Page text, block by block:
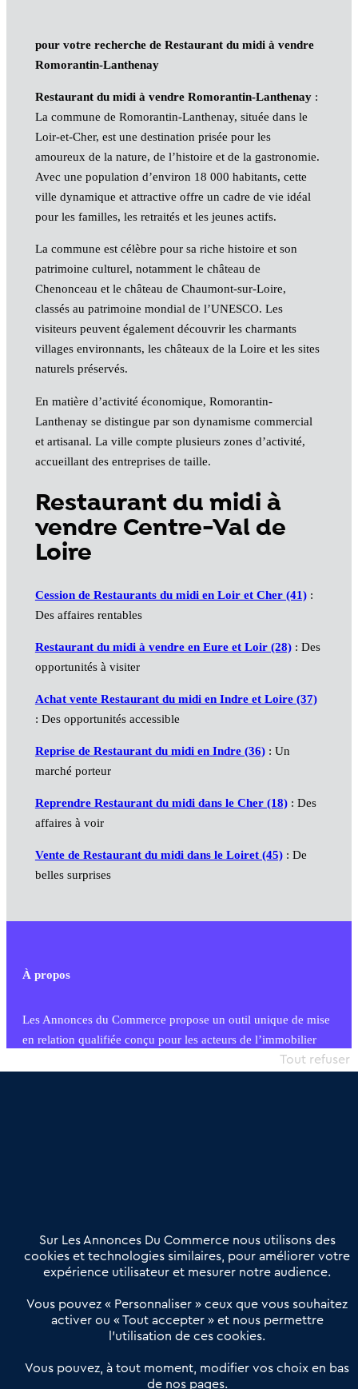
pour votre recherche de Restaurant du midi à vendre
Romorantin-Lanthenay
Restaurant du midi à vendre Romorantin-Lanthenay:
La commune de Romorantin-Lanthenay, située dans le
Loir-et-Cher, est une destination prisée pour les
amoureux de la nature, de l’histoire et de la gastronomie.
Avec une population d’environ 18 000 habitants, cette
ville dynamique et attractive offre un cadre de vie idéal
pour les familles, les retraités et les jeunes actifs.
La commune est célèbre pour sa riche histoire et son
patrimoine culturel, notamment le château de
Chenonceau et le château de Chaumont-sur-Loire,
classés au patrimoine mondial de l’UNESCO. Les
visiteurs peuvent également découvrir les charmants
villages environnants, les châteaux de la Loire et les sites
naturels préservés.
En matière d’activité économique, Romorantin-
Lanthenay se distingue par son dynamisme commercial
et artisanal. La ville compte plusieurs zones d’activité,
accueillant des entreprises de taille.
Restaurant du midi à
vendre Centre-Val de
Loire
Cession de Restaurants du midi en Loir et Cher (41):
Des affaires rentables
Restaurant du midi à vendre en Eure et Loir (28): Des
opportunités à visiter
Achat vente Restaurant du midi en Indre et Loire (37)
: Des opportunités accessible
Reprise de Restaurant du midi en Indre (36): Un
marché porteur
Reprendre Restaurant du midi dans le Cher (18): Des
affaires à voir
Vente de Restaurant du midi dans le Loiret (45): De
belles surprises
À propos
Les Annonces du Commerce propose un outil unique de mise
en relation qualifiée conçu pour les acteurs de l’immobilier
commercial et les collectivités territoriales, simple et intégrant
Offres Pro
Actualités
Qui sommes nous ?
Derniers articles
Réseau 3C : un partenaire national dédié aux transactions
Petitscommerces : Un partenariat au service du commerce de
Sur Les Annonces Du Commerce nous utilisons des
cookies et technologies similaires, pour améliorer votre
expérience utilisateur et mesurer notre audience.
Vous pouvez « Personnaliser » ceux que vous souhaitez
activer ou « Tout accepter » et nous permettre
l’utilisation de ces cookies.
Vous pouvez, à tout moment, modifier vos choix en bas
de nos pages.
Tout refuser